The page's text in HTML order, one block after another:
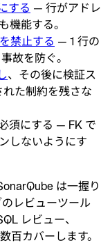
する — 行がアドレ
機能する。
禁止する — 1 行の
故を防ぐ。
、その後に検証ス
た制約を残さな
須にする — FK で
しないようにす
は一握り
レビューツール
レビュー、
百カバーします。